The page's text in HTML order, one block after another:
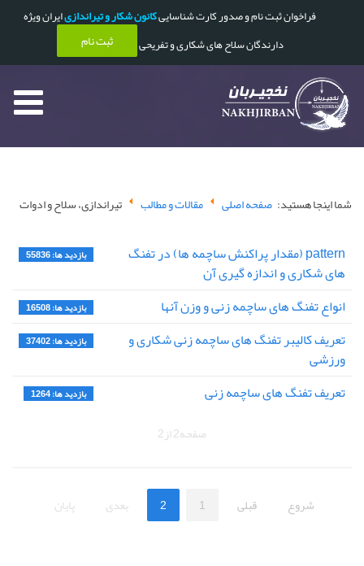
فراخوان ثبت نام و صدور کارت شناساییکانون شکار و تیراندازیایران ویژه
دارندگان سلاح های شکاری و تفریحی
ثبت نام
شما اینجا هستید: صفحه اصلی مقالات و مطالب تیراندازی، سلاح و ادوات
pattern (مقدار پراکنش ساچمه ها) در تفنگ
های شکاری و اندازه گیری آن
بازدید ها: 55836
انواع تفنگ های ساچمه زنی و وزن آنها بازدید ها: 16508
تعریف کالیبر تفنگ های ساچمه زنی شکاری و
ورزشی
بازدید ها: 37402
تعریف تفنگ های ساچمه زنی بازدید ها: 1264
صفحه2 از2
شروع قبلی 1
2 بعدی پایان